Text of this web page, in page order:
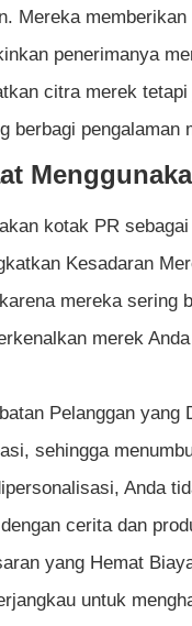
Mereka
penerimanya
citra merek
berbagi pengalaman
kotak PR
Kesadaran
mereka sering
merek
Pelanggan yang
sehingga
Anda
cerita dan
yang Hemat
untuk